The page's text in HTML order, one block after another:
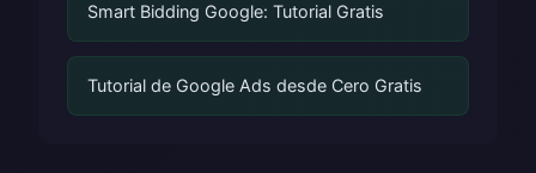
Smart Bidding Google: Tutorial Gratis
Tutorial de Google Ads desde Cero Gratis